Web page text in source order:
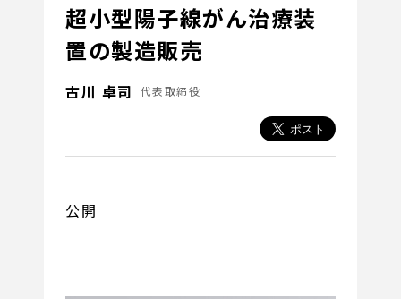
超小型陽子線がん治療装
置の製造販売
古川 卓司 代表取締役
公開